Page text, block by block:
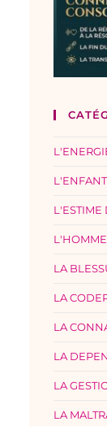
L'ESTIME
LA
LA
LA
LA
LA
LA